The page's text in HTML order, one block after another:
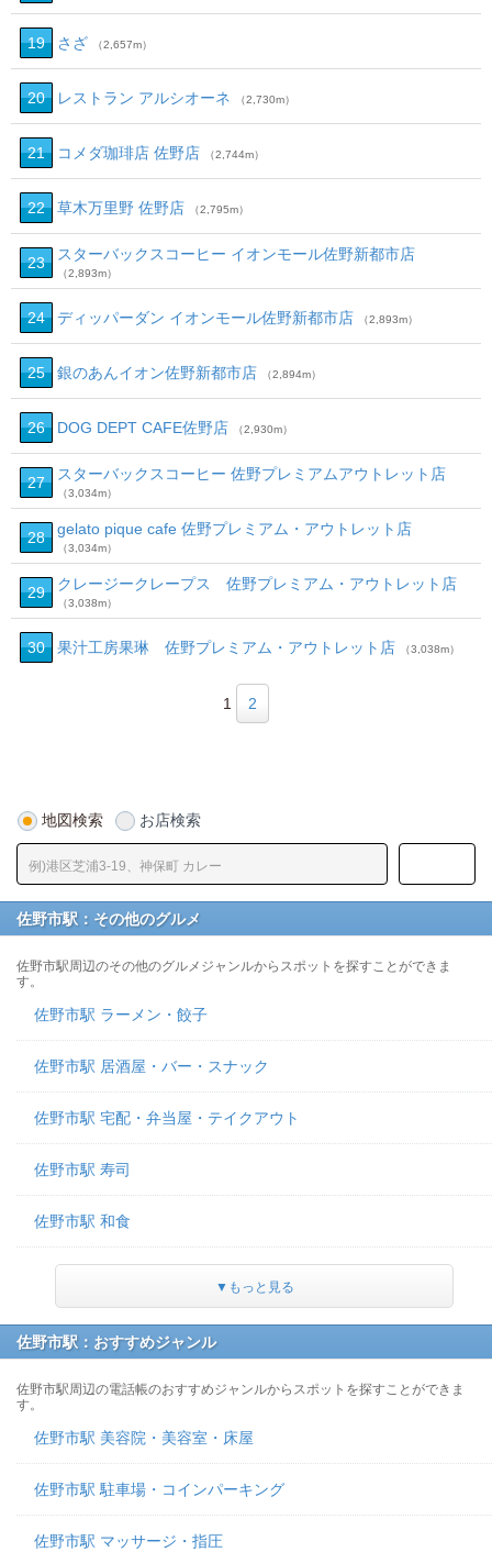
19 さざ （2,657m）
20 レストラン アルシオーネ （2,730m）
21 コメダ珈琲店 佐野店 （2,744m）
22 草木万里野 佐野店 （2,795m）
23 スターバックスコーヒー イオンモール佐野新都市店
（2,893m）
24 ディッパーダン イオンモール佐野新都市店 （2,893m）
25 銀のあんイオン佐野新都市店 （2,894m）
26 DOG DEPT CAFE佐野店 （2,930m）
27 スターバックスコーヒー 佐野プレミアムアウトレット店
（3,034m）
28 gelato pique cafe 佐野プレミアム・アウトレット店
（3,034m）
29 クレージークレープス 佐野プレミアム・アウトレット店
（3,038m）
30 果汁工房果琳 佐野プレミアム・アウトレット店 （3,038m）
1 2
地図検索 お店検索
佐野市駅：その他のグルメ
佐野市駅周辺のその他のグルメジャンルからスポットを探すことができま
す。
佐野市駅 ラーメン・餃子
佐野市駅 居酒屋・バー・スナック
佐野市駅 宅配・弁当屋・テイクアウト
佐野市駅 寿司
佐野市駅 和食
▼もっと見る
佐野市駅：おすすめジャンル
佐野市駅周辺の電話帳のおすすめジャンルからスポットを探すことができま
す。
佐野市駅 美容院・美容室・床屋
佐野市駅 駐車場・コインパーキング
佐野市駅 マッサージ・指圧